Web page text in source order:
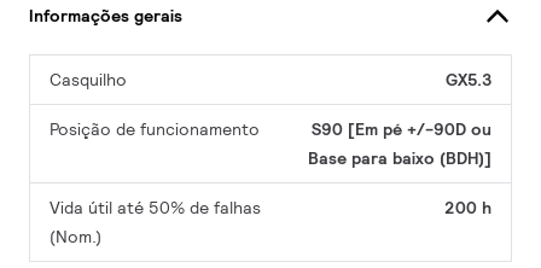
Informações gerais
Casquilho GX5.3
Posição de funcionamento
S90 [Em pé +/-90D ou
Base para baixo (BDH)]
Vida útil até 50% de falhas
(Nom.)
200 h